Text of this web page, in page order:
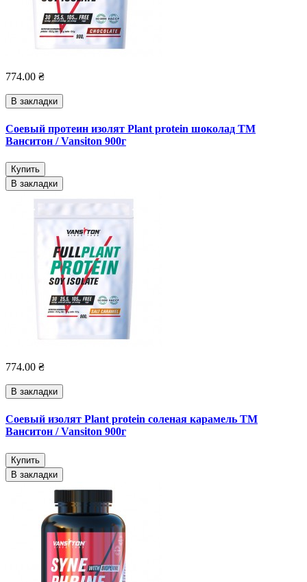
774.00 ₴
В закладки
Соевый протеин изолят Plant protein шоколад ТМ
Ванситон / Vansiton 900г
Купить
В закладки
774.00 ₴
В закладки
Соевый изолят Plant protein соленая карамель ТМ
Ванситон / Vansiton 900г
Купить
В закладки